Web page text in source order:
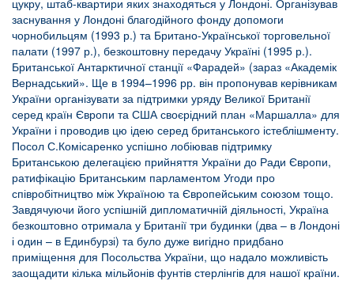
заснування у Лондоні благодійного фонду допомоги
чорнобильцям (1993 р.) та Британо-Української торговельної
палати (1997 р.), безкоштовну передачу Україні (1995 р.).
Британської Антарктичної станції «Фарадей» (зараз «Академік
Вернадський». Ще в 1994–1996 рр. він пропонував керівникам
України організувати за підтримки уряду Великої Британії
серед країн Європи та США своєрідний план «Маршалла» для
України і проводив цю ідею серед британського істеблішменту.
Посол С.Комісаренко успішно лобіював підтримку
Британською делегацією прийняття України до Ради Європи,
ратифікацію Британським парламентом Угоди про
співробітництво між Україною та Європейським союзом тощо.
Завдячуючи його успішній дипломатичній діяльності, Україна
безкоштовно отримала у Британії три будинки (два – в Лондоні
і один – в Единбурзі) та було дуже вигідно придбано
приміщення для Посольства України, що надало можливість
заощадити кілька мільйонів фунтів стерлінгів для нашої країни.